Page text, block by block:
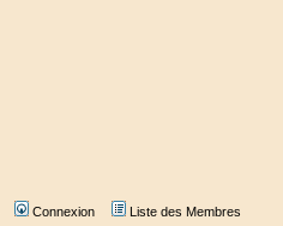
Connexion Liste des Membres